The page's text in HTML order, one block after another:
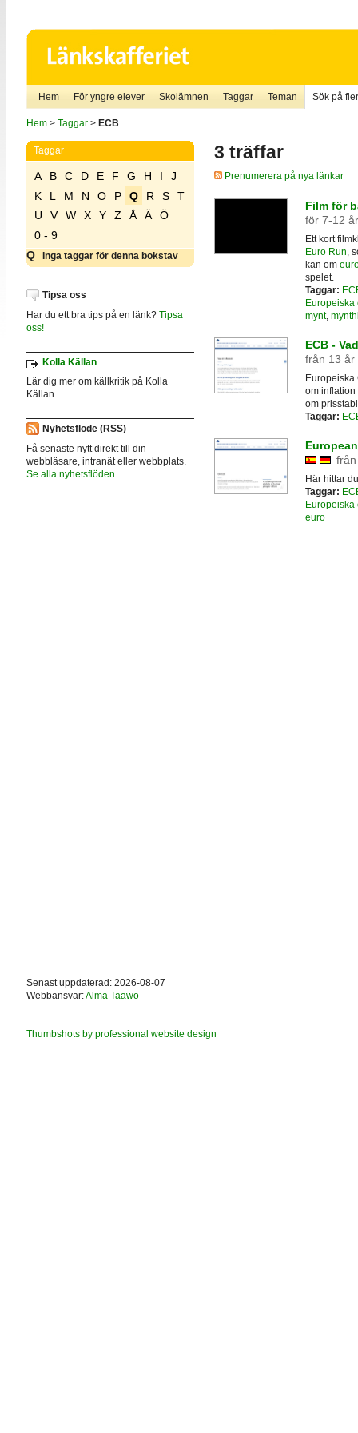
Hem För yngre elever Skolämnen Taggar Teman Sök på
Hem> Taggar> ECB
Taggar
A B C D E F G H I
J
K
L M N O P Q R S
T
U
V W X Y Z Å Ä
Ö
0 - 9
Q
Inga taggar för denna bokstav
Tipsa oss
Har du ett bra tips på en länk? Tipsa
oss!
Kolla Källan
Lär dig mer om källkritik på Kolla
Källan
Nyhetsflöde (RSS)
Få senaste nytt direkt till din
webbläsare, intranät eller webbplats.
Se alla nyhetsflöden.
3 träffar
Prenumerera på nya länkar
Film för
för 7-12 år
Ett kort
Euro Run ,
kan om
spelet.
Taggar:
Europeiska
mynt,
ECB -
från 13 år
om
om
Taggar:
Här hittar
Taggar:
euro
Senast uppdaterad: 2026-08-07
Webbansvar:Alma Taawo
Thumbshots by professional website design